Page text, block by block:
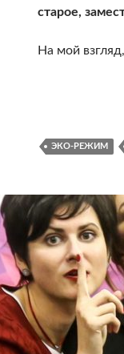
старое,
На мой
ЭКО-РЕЖИМ